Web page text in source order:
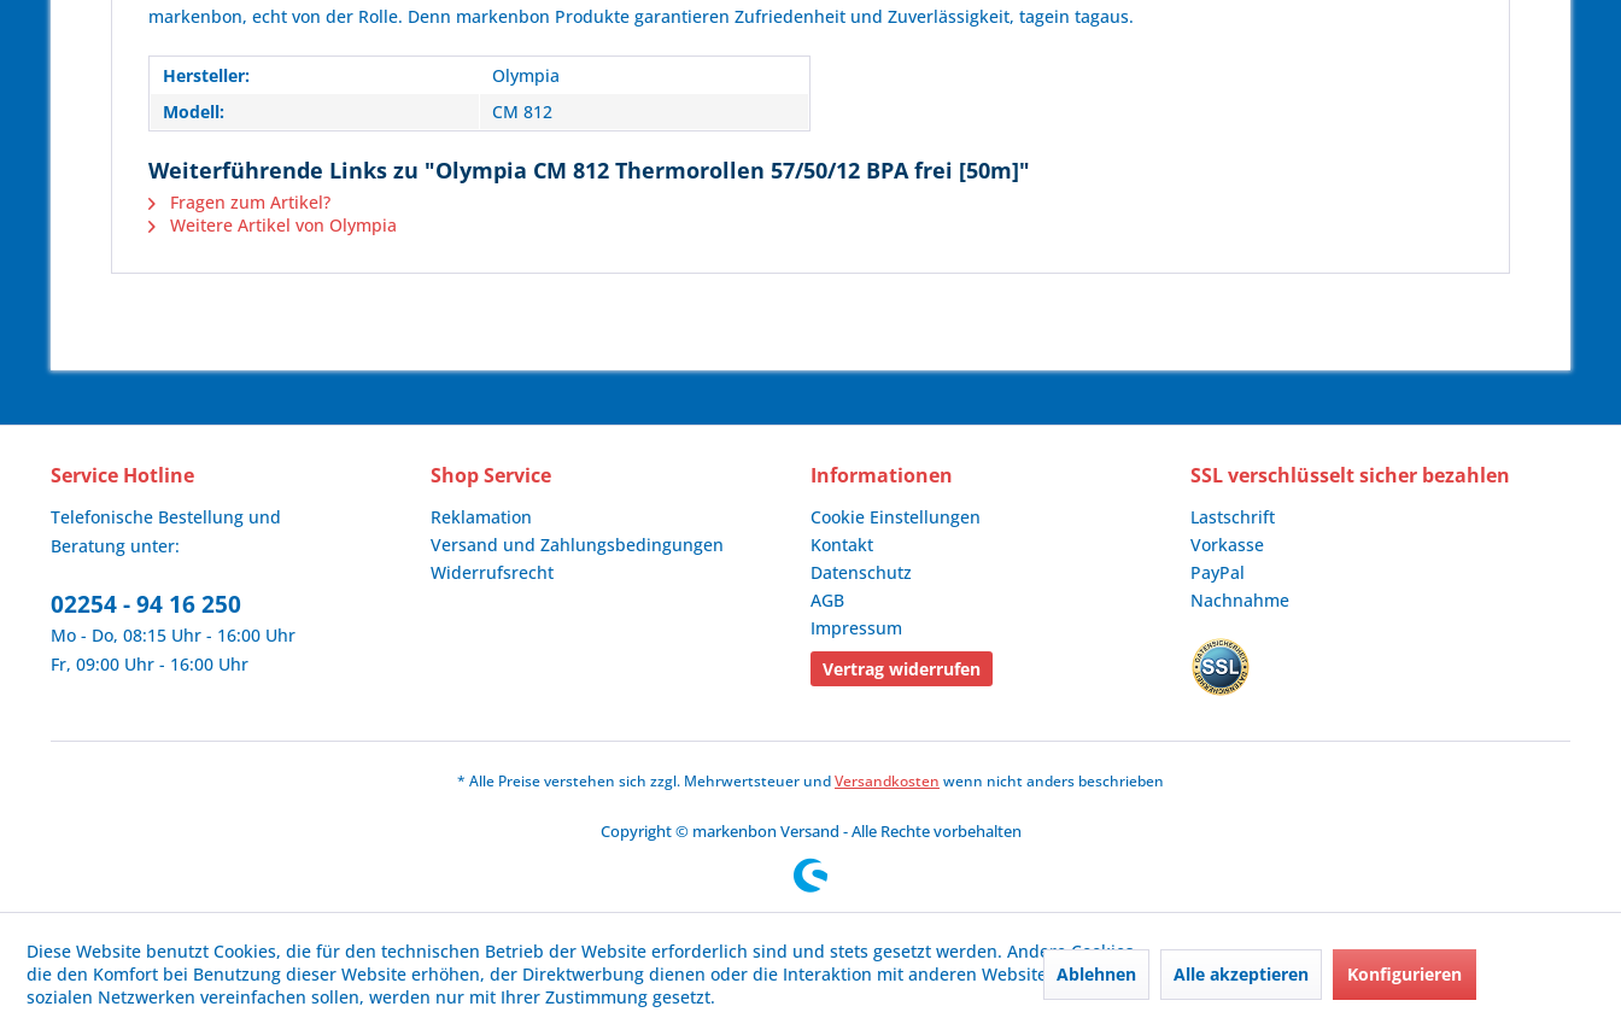
markenbon, echt von der Rolle. Denn markenbon Produkte garantieren Zufriedenheit und Zuverlässigkeit, tagein tagaus.
Hersteller:
Olympia
Modell:
CM 812
Weiterführende Links zu "Olympia CM 812 Thermorollen 57/50/12 BPA frei [50m]"
Fragen zum Artikel?
Weitere Artikel von Olympia
Service Hotline
Telefonische Bestellung und
Beratung unter:
02254 - 94 16 250
Mo - Do, 08:15 Uhr - 16:00 Uhr
Fr, 09:00 Uhr - 16:00 Uhr
Shop Service
Reklamation
Versand und Zahlungsbedingungen
Widerrufsrecht
Informationen
Cookie Einstellungen
Kontakt
Datenschutz
AGB
Impressum
Vertrag widerrufen
SSL verschlüsselt sicher bezahlen
Lastschrift
Vorkasse
PayPal
Nachnahme
* Alle Preise verstehen sich zzgl. Mehrwertsteuer undVersandkosten wenn nicht anders beschrieben
Copyright © markenbon Versand - Alle Rechte vorbehalten
Diese Website benutzt Cookies, die für den technischen Betrieb der Website erforderlich sind und stets gesetzt werden. Andere Cookies,
die den Komfort bei Benutzung dieser Website erhöhen, der Direktwerbung dienen oder die Interaktion mit anderen Websites und
sozialen Netzwerken vereinfachen sollen, werden nur mit Ihrer Zustimmung gesetzt.
Ablehnen Alle akzeptieren Konfigurieren